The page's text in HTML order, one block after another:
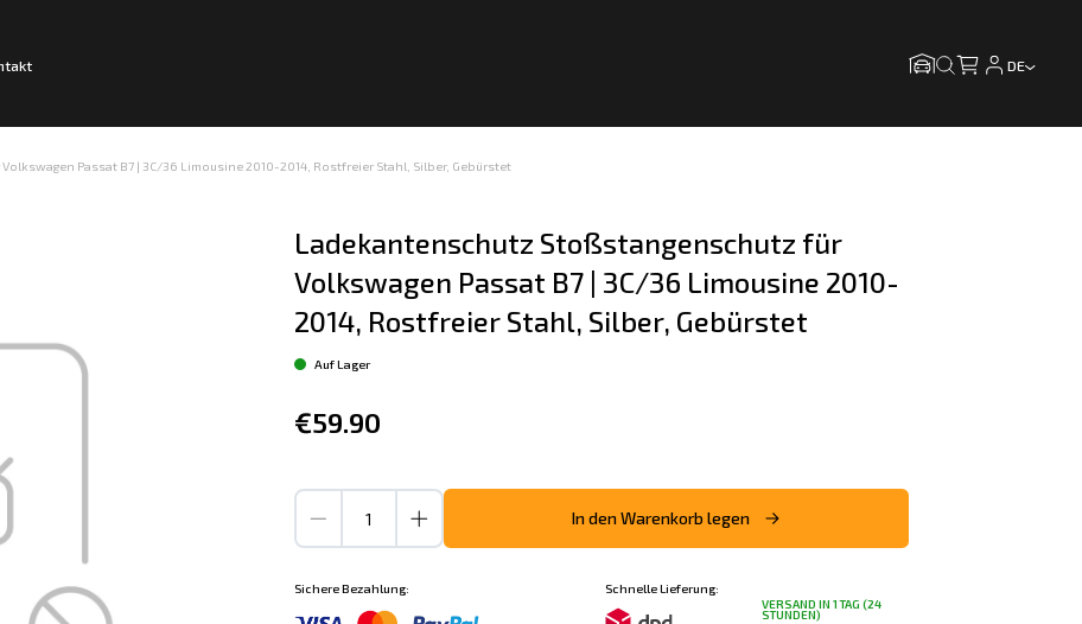
DE
Passat B7 | 3C/36 Limousine 2010-2014, Rostfreier Stahl, Silber, Gebürstet
Ladekantenschutz Stoßstangenschutz für
Volkswagen Passat B7 | 3C/36 Limousine 2010-
2014, Rostfreier Stahl, Silber, Gebürstet
Auf Lager
€59.90
In den Warenkorb legen
Sichere Bezahlung:
Schnelle Lieferung:
VERSAND IN 1 TAG (24
STUNDEN)